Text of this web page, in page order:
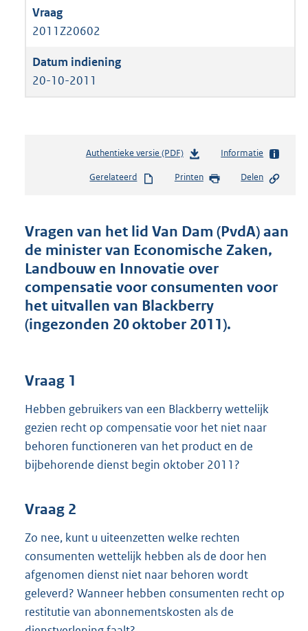
2011Z20602
20-10-2011
Authentieke versie (PDF)b
s
n
d
s
g
r
o
t
K
b
Informatie
Gerelateerd Printen Delen
Vragen van het lid Van Dam (PvdA) aan
de minister van Economische Zaken,
Landbouw en Innovatie over
compensatie voor consumenten voor
het uitvallen van Blackberry
(ingezonden 20 oktober 2011).
Vraag 1
Hebben gebruikers van een Blackberry wettelijk
gezien recht op compensatie voor het niet naar
behoren functioneren van het product en de
bijbehorende dienst begin oktober 2011?
Vraag 2
Zo nee, kunt u uiteenzetten welke rechten
consumenten wettelijk hebben als de door hen
afgenomen dienst niet naar behoren wordt
geleverd? Wanneer hebben consumenten recht op
restitutie van abonnementskosten als de